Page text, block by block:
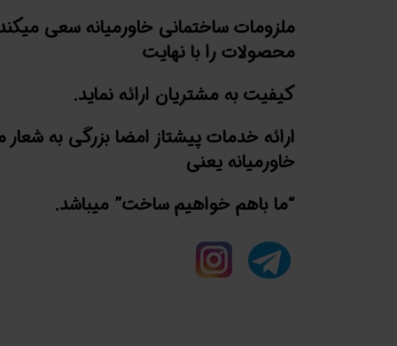
ملزومات ساختمانی خاورمیانه سعی
محصولات را با نهایت
کیفیت به مشتریان ارائه نماید.
ارائه خدمات پیشتاز امضا بزرگی به شعار
خاورمیانه یعنی
“ما باهم خواهیم ساخت” میباشد.